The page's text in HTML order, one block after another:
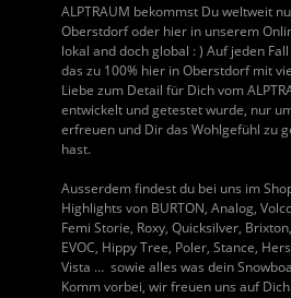
ALPTRAUM bekommst Du weltweit
Oberstdorf oder hier in unserem
lokal and doch global : ) Auf jeden
das zu 100% hier in Oberstdorf mit
Liebe zum Detail für Dich vom
entwickelt und getestet wurde, nur
erfreuen und Dir das Wohlgefühl zu
hast.
Ausserdem findest du bei uns im
Highlights von BURTON, Analog,
Femi Storie, Roxy, Quicksilver,
EVOC, Hippy Tree, Poler, Stance,
Vista … sowie alles was dein
Komm vorbei, wir freuen uns auf